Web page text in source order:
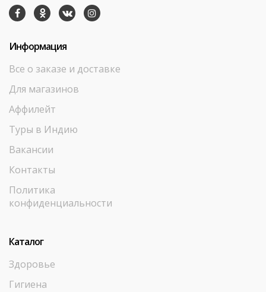
Информация
Все о заказе и доставке
Для магазинов
Аффилейт
Туры в Индию
Вакансии
Контакты
Политика
конфиденциальности
Каталог
Здоровье
Гигиена